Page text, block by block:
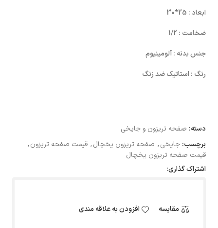
ابعاد : 25*30
ضخامت : 1/2
جنس بدنه : آلومینیوم
رنگ : استاتیک ضد زنگ
دسته: صفحه تریزون و جایخی
برچسب: جایخی, صفحه تریزون یخچال, قیمت صفحه تریزون,
قیمت صفحه تریزون یخچال
اشتراک گذاری:
مقایسه افزودن به علاقه مندی